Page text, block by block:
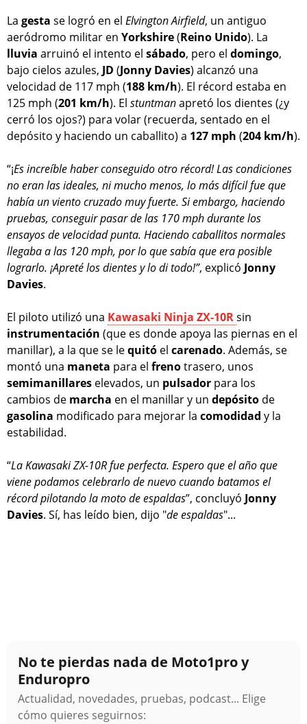
La gesta se logró en el Elvington Airfield, un antiguo
aeródromo militar en Yorkshire(Reino Unido). La
lluvia arruinó el intento el sábado, pero el domingo,
bajo cielos azules, JD (Jonny Davies) alcanzó una
velocidad de 117 mph (188 km/h). El récord estaba en
125 mph (201 km/h). El stuntmanapretó los dientes (¿y
cerró los ojos?) para volar (recuerda, sentado en el
depósito y haciendo un caballito) a 127 mph (204 km/h).
“¡Es increíble haber conseguido otro récord! Las condiciones
no eran las ideales, ni mucho menos, lo más difícil fue que
había un viento cruzado muy fuerte. Si embargo, haciendo
pruebas, conseguir pasar de las 170 mph durante los
ensayos de velocidad punta. Haciendo caballitos normales
llegaba a las 120 mph, por lo que sabía que era posible
lograrlo. ¡Apreté los dientes y lo di todo!”, explicó Jonny
Davies.
El piloto utilizó una Kawasaki Ninja ZX-10Rsin
instrumentación (que es donde apoya las piernas en el
manillar), a la que se lequitó el carenado. Además, se
montó una maneta para el frenotrasero, unos
semimanillares elevados, un pulsador para los
cambios de marcha en el manillar y un depósito de
gasolina modificado para mejorar la comodidad y la
estabilidad.
“La Kawasaki ZX-10R fue perfecta. Espero que el año que
viene podamos celebrarlo de nuevo cuando batamos el
récord pilotando la moto de espaldas”, concluyó Jonny
Davies. Sí, has leído bien, dijo "de espaldas"...
No te pierdas nada de Moto1pro y
Enduropro
Actualidad, novedades, pruebas, podcast... Elige
cómo quieres seguirnos: